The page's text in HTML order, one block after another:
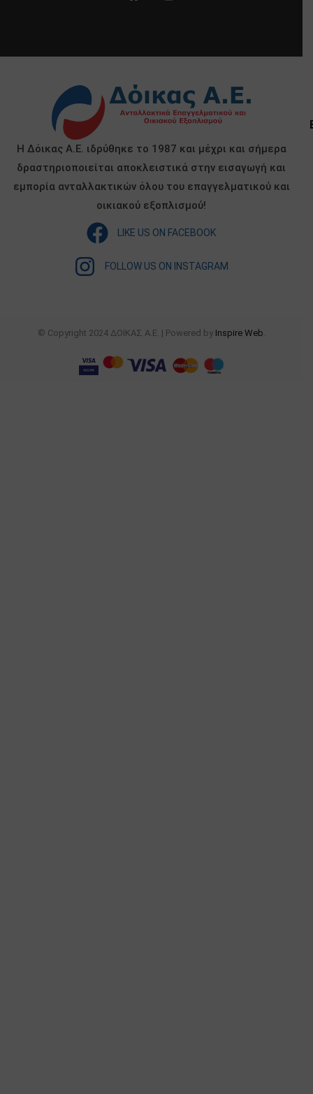
Η Δόικας Α.Ε. ιδρύθηκε το 1987 και μέχρι και σήμερα
δραστηριοποιείται αποκλειστικά στην εισαγωγή και
εμπορία ανταλλακτικών όλου του επαγγελματικού και
οικιακού εξοπλισμού!
LIKE US ON FACEBOOK
FOLLOW US ON INSTAGRAM
© Copyright 2024 ΔΟΙΚΑΣ Α.Ε. | Powered by Inspire Web